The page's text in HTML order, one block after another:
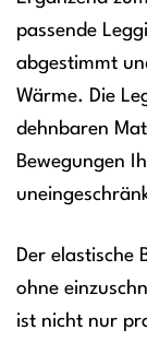
passende
abgestimmt
Wärme. Die
dehnbaren
Bewegungen
Der elastische
ohne
ist nicht nur